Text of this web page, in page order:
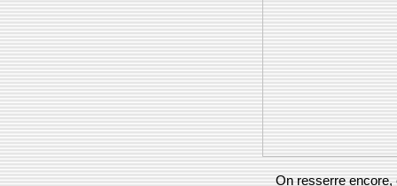
On resserre encore,